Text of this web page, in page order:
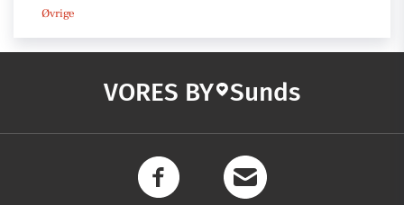
Øvrige
VORES BY Sunds